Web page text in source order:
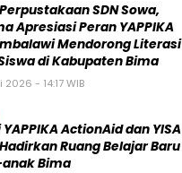
SDN Sowa,
Apresiasi Peran YAPPIKA
Mendorong Literasi
di Kabupaten Bima
2026 - 14:17 WIB
ActionAid dan YISA
Ruang Belajar Baru
Bima